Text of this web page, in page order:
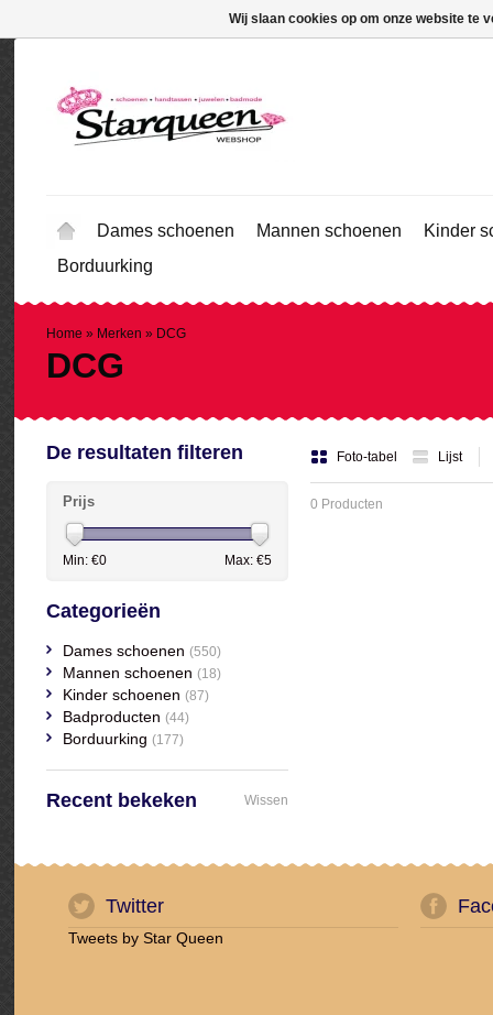
Dames schoenen Mannen schoenen
Kinder
Borduurking
Home » Merken » DCG
DCG
Foto-tabel Lijst
0 Producten
De resultaten filteren
Prijs
Min: €0 Max: €5
Categorieën
Dames schoenen (550)
Mannen schoenen (18)
Kinder schoenen (87)
Badproducten (44)
Borduurking (177)
Recent bekeken Wissen
Twitter
Tweets by Star Queen
Wij slaan cookies op om onze website te